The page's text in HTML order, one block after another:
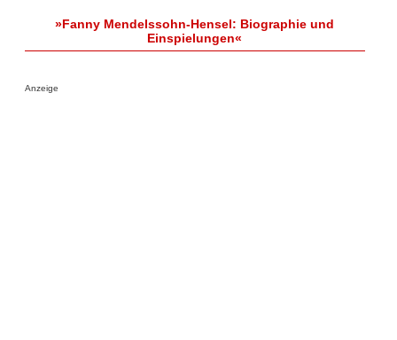
»Fanny Mendelssohn-Hensel: Biographie und
Einspielungen«
Anzeige